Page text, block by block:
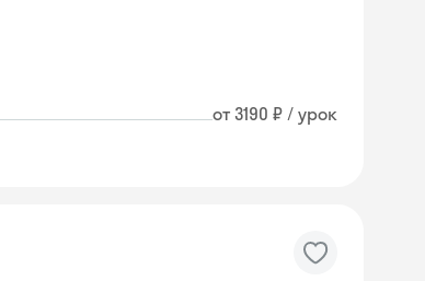
от 3190 ₽ / урок